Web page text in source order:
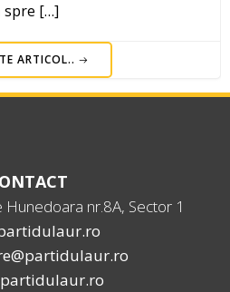
spre […]
ARTICOL..
nr.8A, Sector 1